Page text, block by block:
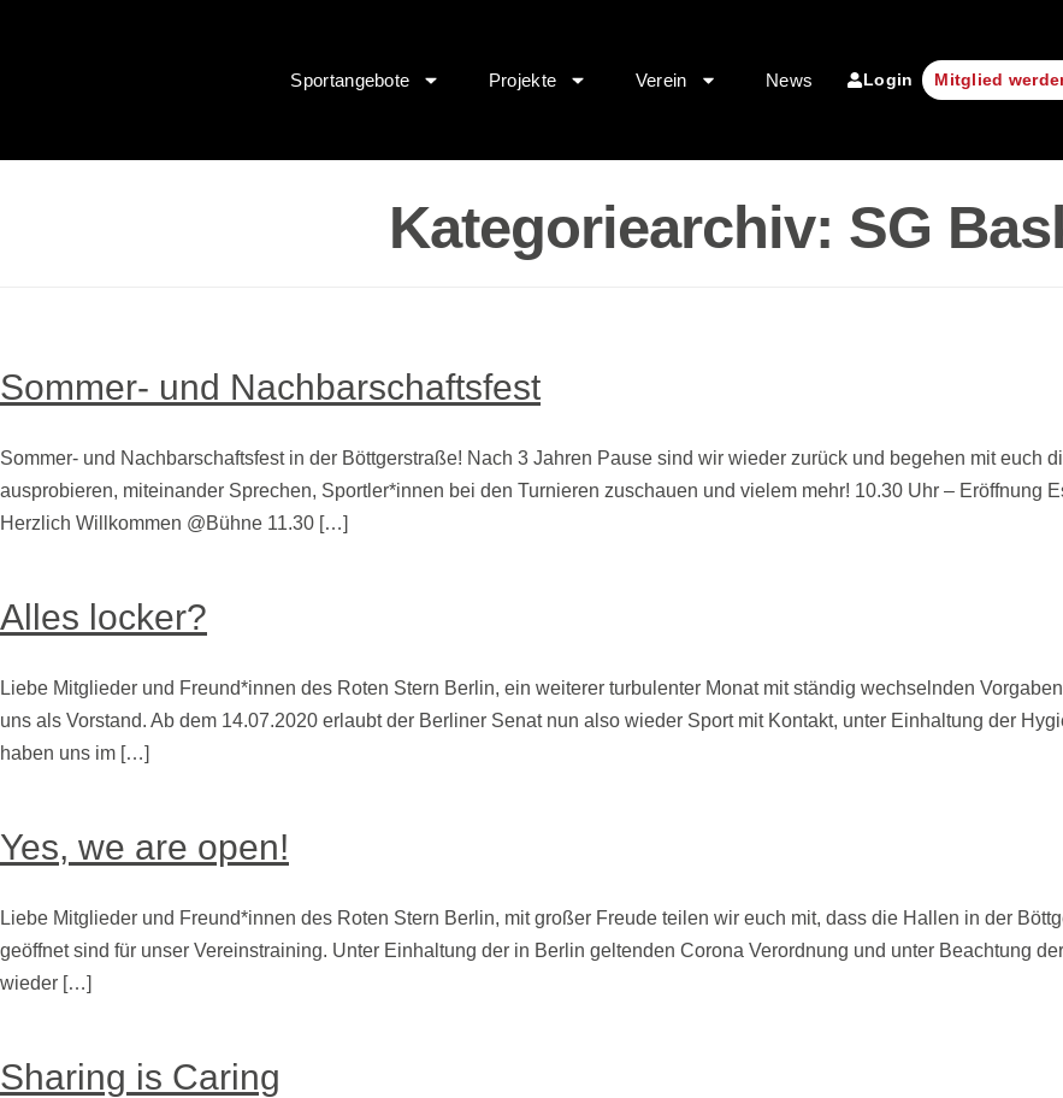
Sportangebote Projekte Verein News Login Mitglied
Kategoriearchiv: SG
Sommer- und Nachbarschaftsfest
Sommer- und Nachbarschaftsfest in der Böttgerstraße! Nach 3 Jahren Pause sind wir wieder zurück und begehen mit euch
ausprobieren, miteinander Sprechen, Sportler*innen bei den Turnieren zuschauen und vielem mehr! 10.30 Uhr – Eröffnung
Herzlich Willkommen @Bühne 11.30 […]
Alles locker?
Liebe Mitglieder und Freund*innen des Roten Stern Berlin, ein weiterer turbulenter Monat mit ständig wechselnden
uns als Vorstand. Ab dem 14.07.2020 erlaubt der Berliner Senat nun also wieder Sport mit Kontakt, unter Einhaltung der
haben uns im […]
Yes, we are open!
Liebe Mitglieder und Freund*innen des Roten Stern Berlin, mit großer Freude teilen wir euch mit, dass die Hallen in der
geöffnet sind für unser Vereinstraining. Unter Einhaltung der in Berlin geltenden Corona Verordnung und unter Beachtung
wieder […]
Sharing is Caring